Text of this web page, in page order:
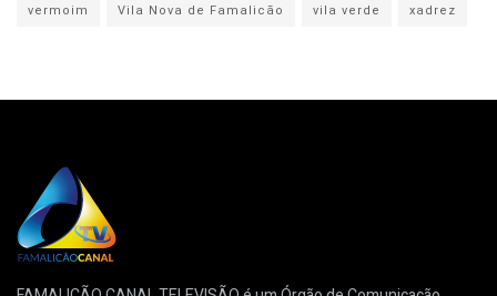
vermoim
Vila Nova de Famalicão vila verde xadrez